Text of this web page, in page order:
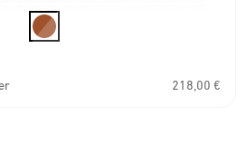
218,00 €